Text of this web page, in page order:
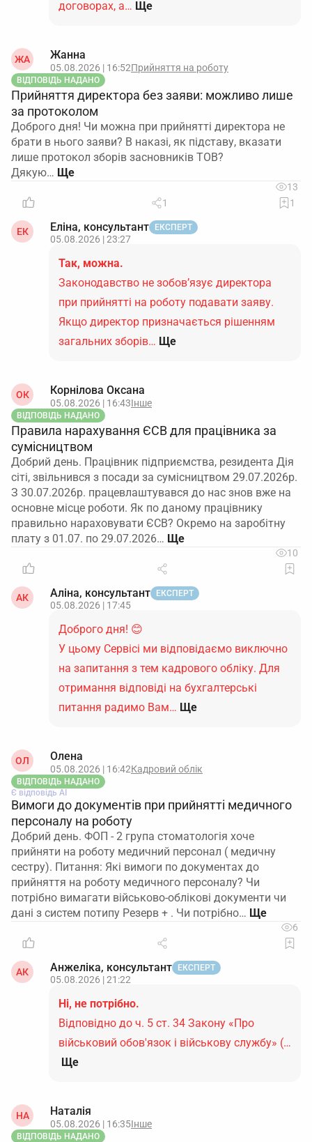
договорах, а… Ще
ЖА Жанна
05.08.2026 | 16:52Прийняття на роботу
ВІДПОВІДЬ НАДАНО
Прийняття директора без заяви: можливо лише
за протоколом
Доброго дня! Чи можна при прийнятті директора не
брати в нього заяви? В наказі, як підставу, вказати
лише протокол зборів засновників ТОВ?
Дякую…
13
1
1
ЕК Еліна, консультант ЕКСПЕРТ
05.08.2026 | 23:27
Так, можна.
Законодавство не зобов’язує директора
при прийнятті на роботу подавати заяву.
Якщо директор призначається рішенням
загальних зборів… Ще
ОК Корнілова Оксана
05.08.2026 | 16:43Інше
ВІДПОВІДЬ НАДАНО
Правила нарахування ЄСВ для працівника за
сумісництвом
Добрий день. Працівник підприємства, резидента Дія
сіті, звільнився з посади за сумісництвом 29.07.2026р.
З 30.07.2026р. працевлаштувався до нас знов вже на
основне місце роботи. Як по даному працівнику
правильно нараховувати ЄСВ? Окремо на заробітну
плату з 01.07. по 29.07.2026…
10
АК Аліна, консультант ЕКСПЕРТ
05.08.2026 | 17:45
Доброго дня! 😊
У цьому Сервісі ми відповідаємо виключно
на запитання з тем кадрового обліку. Для
отримання відповіді на бухгалтерські
питання радимо Вам… Ще
ОЛ Олена
05.08.2026 | 16:42Кадровий облік
ВІДПОВІДЬ НАДАНО
Є відповідь АІ
Вимоги до документів при прийнятті медичного
персоналу на роботу
Добрий день. ФОП - 2 група стоматологія хоче
прийняти на роботу медичний персонал ( медичну
сестру). Питання: Які вимоги по документах до
прийняття на роботу медичного персоналу? Чи
потрібно вимагати військово-облікові документи чи
дані з систем потипу Резерв + . Чи потрібно…
6
АК Анжеліка, консультант ЕКСПЕРТ
05.08.2026 | 21:22
Ні, не потрібно.
Відповідно до ч. 5 ст. 34 Закону «Про
військовий обов'язок і військову службу» (…
Ще
НА Наталія
05.08.2026 | 16:35Інше
ВІДПОВІДЬ НАДАНО